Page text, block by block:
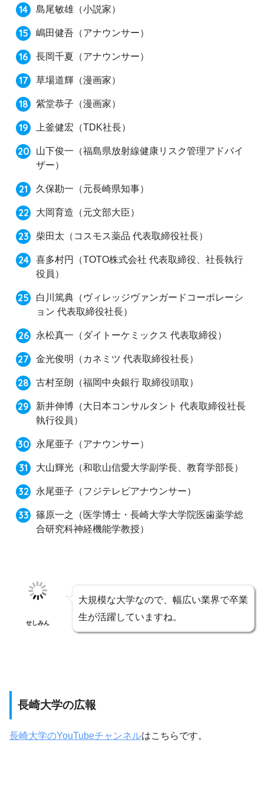
島尾敏雄 （小説家）
嶋田健吾 （アナウンサー）
長岡千夏 （アナウンサー）
草場道輝 （漫画家）
紫堂恭子 （漫画家）
上釜健宏 （TDK社長）
山下俊一 （福島県放射線健康リスク管理アドバイ
ザー）
久保勘一 （元長崎県知事）
大岡育造 （元文部大臣）
柴田太 （コスモス薬品 代表取締役社長）
喜多村円
（TOTO株式会社 代表取締役、社長執行
役員）
白川篤典 （ヴィレッジヴァンガードコーポレーシ
ョン 代表取締役社長）
永松真一 （ダイトーケミックス 代表取締役）
金光俊明 （カネミツ 代表取締役社長）
古村至朗 （福岡中央銀行 取締役頭取）
新井伸博 （大日本コンサルタント 代表取締役社長
執行役員）
永尾亜子 （アナウンサー）
大山輝光 （和歌山信愛大学副学長、教育学部長）
永尾亜子 （フジテレビアナウンサー）
篠原一之
（医学博士・長崎大学大学院医歯薬学総
合研究科神経機能学教授）
せしみん
大規模な大学なので、幅広い業界で卒業
生が活躍していますね。
長崎大学の広報
長崎大学のYouTubeチャンネルはこちらです。